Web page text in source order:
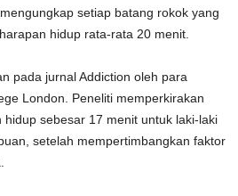
setiap batang rokok yang
hidup rata-rata 20 menit.
pada jurnal Addiction oleh para
London. Peneliti memperkirakan
sebesar 17 menit untuk laki-laki
setelah mempertimbangkan faktor